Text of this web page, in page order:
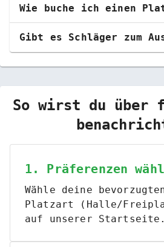
Wie buche ich einen
Gibt es Schläger zum
So wirst du über
1. Präferenzen
Wähle deine
Platzart (Halle/
auf unserer Startseite.